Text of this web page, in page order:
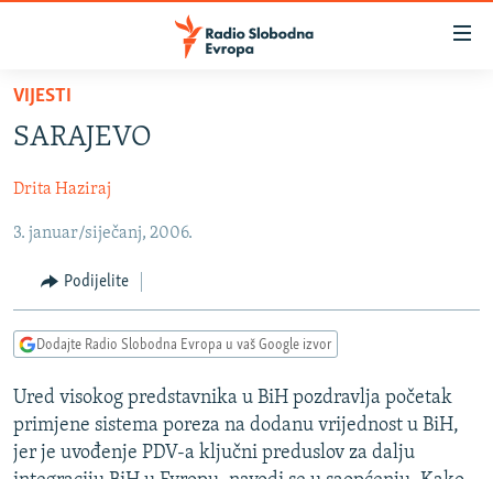
Pređite
glavni
Pređite
na
navigaciju
Pređite
na
pretragu
BOSNA I HERCEGOVINA
SRBIJA
KOSOVO
CRNA GORA
VIZUELNO
VIDEO
FOTOGALERIJE
INFOGRAFIKE
PODCASTI
RAT U UKRAJINI
KINA NA BALKANU
RSE PRIČE IZ SVIJETA
VIJESTI
SARAJEVO
Drita Haziraj
3. januar/siječanj, 2006.
Podijelite
Dodajte Radio Slobodna Evropa u vaš Google izvor
Ured visokog predstavnika u BiH pozdravlja početak
primjene sistema poreza na dodanu vrijednost u BiH,
jer je uvođenje PDV-a ključni preduslov za dalju